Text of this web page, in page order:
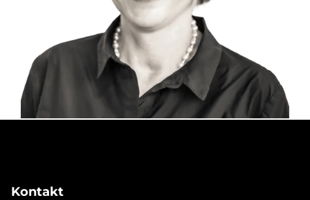
Kontakt